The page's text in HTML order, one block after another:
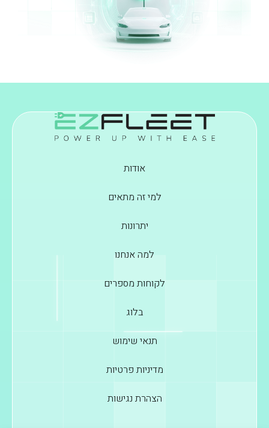
אודות
למי זה מתאים
יתרונות
למה אנחנו
לקוחות מספרים
בלוג
תנאי שימוש
מדיניות פרטיות
הצהרת נגישות